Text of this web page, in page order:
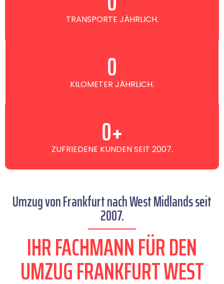
TRANSPORTE JÄHRLICH.
KILOMETER JÄHRLICH.
0
ZUFRIEDENE KUNDEN SEIT 2007.
0+
Umzug von Frankfurt nach West Midlands seit
2007.
IHR FACHMANN FÜR DEN
UMZUG FRANKFURT WEST